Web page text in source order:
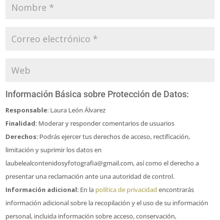
Información Básica sobre Protección de Datos:
Responsable: Laura León Álvarez
Finalidad: Moderar y responder comentarios de usuarios
Derechos: Podrás ejercer tus derechos de acceso, rectificación,
limitación y suprimir los datos en
laubelealcontenidosyfotografia@gmail.com, así como el derecho a
presentar una reclamación ante una autoridad de control.
Información adicional: En la política de privacidad encontrarás
información adicional sobre la recopilación y el uso de su información
personal, incluida información sobre acceso, conservación,